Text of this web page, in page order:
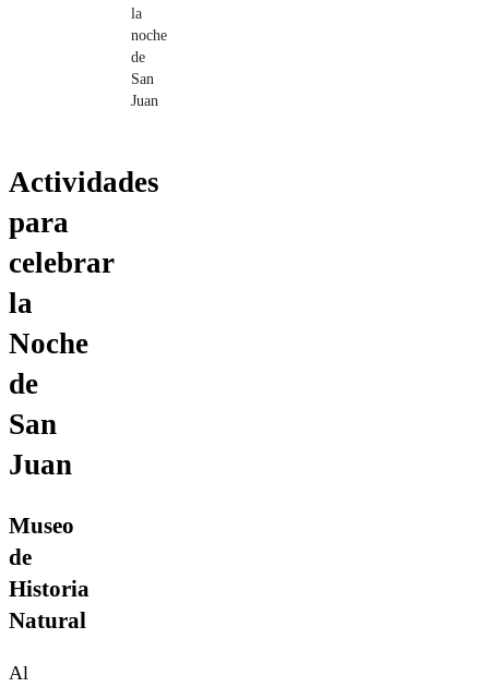
la
noche
de
San
Juan
Actividades
para
celebrar
la
Noche
de
San
Juan
Museo
de
Historia
Natural
Al